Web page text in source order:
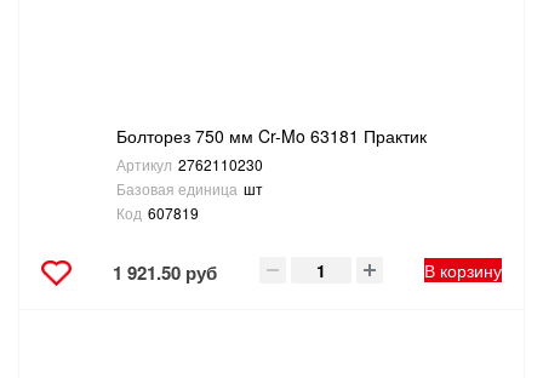
Болторез 750 мм Cr-Mo 63181 Практик
Артикул 2762110230
Базовая единица шт
Код 607819
1 921.50 руб В корзину